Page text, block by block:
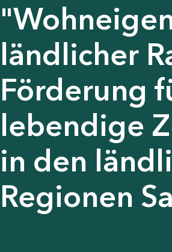
ländlicher
Förderung
lebendige
in den
Regionen